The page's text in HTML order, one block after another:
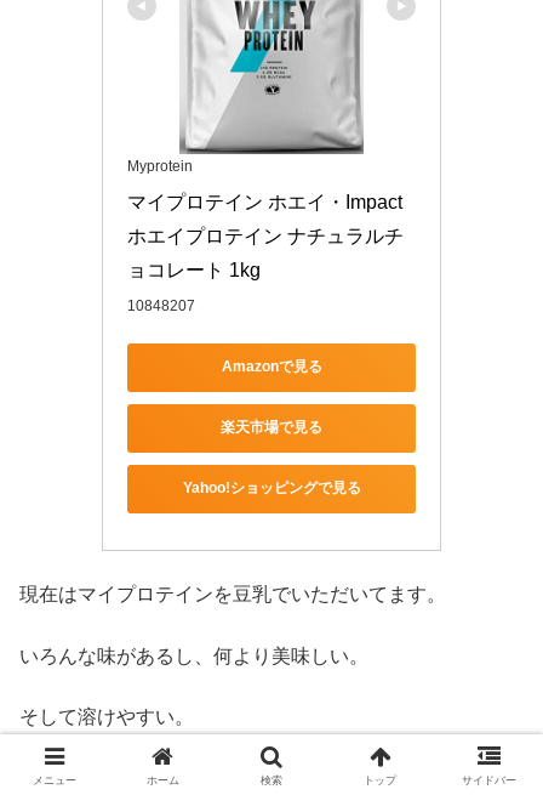
Myprotein
マイプロテイン ホエイ・Impact
ホエイプロテイン ナチュラルチ
ョコレート 1kg
10848207
Amazonで見る
楽天市場で見る
Yahoo!ショッピングで見る
現在はマイプロテインを豆乳でいただいてます。
いろんな味があるし、何より美味しい。
そして溶けやすい。
プロテイン選びで迷っている方は「マイプロテイン」をお
メニュー ホーム 検索 トップ サイドバー